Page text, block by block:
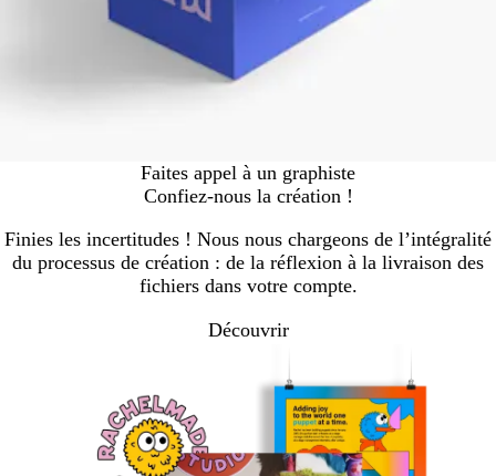
Faites appel à un graphiste
Confiez-nous la création !
Finies les incertitudes ! Nous nous chargeons de l’intégralité
du processus de création : de la réflexion à la livraison des
fichiers dans votre compte.
Découvrir